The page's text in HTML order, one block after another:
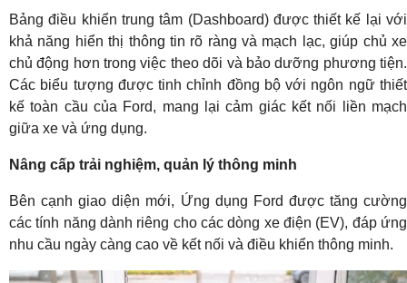
Bảng điều khiển trung tâm (Dashboard) được thiết kế lại với
khả năng hiển thị thông tin rõ ràng và mạch lạc, giúp chủ xe
chủ động hơn trong việc theo dõi và bảo dưỡng phương tiện.
Các biểu tượng được tinh chỉnh đồng bộ với ngôn ngữ thiết
kế toàn cầu của Ford, mang lại cảm giác kết nối liền mạch
giữa xe và ứng dụng.
Nâng cấp trải nghiệm, quản lý thông minh
Bên cạnh giao diện mới, Ứng dụng Ford được tăng cường
các tính năng dành riêng cho các dòng xe điện (EV), đáp ứng
nhu cầu ngày càng cao về kết nối và điều khiển thông minh.